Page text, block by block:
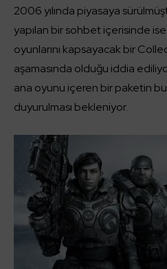
2006 yılında piyasaya
yapılan bir sohbet içerisinde
oyunlarını kapsayacak bir
aşamasında olduğu iddia
ana oyunu içeren bir paketin
duyurulması bekleniyor.